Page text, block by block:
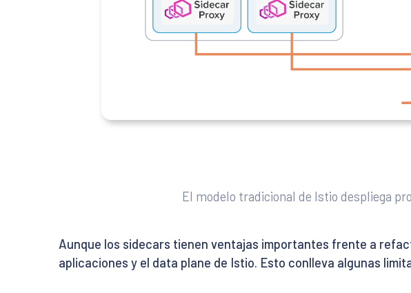
El modelo tradicional de Istio despliega
Aunque los sidecars tienen ventajas importantes frente a
aplicaciones y el data plane de Istio. Esto conlleva algunas